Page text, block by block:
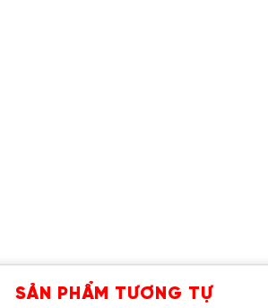
SẢN PHẨM TƯƠNG TỰ